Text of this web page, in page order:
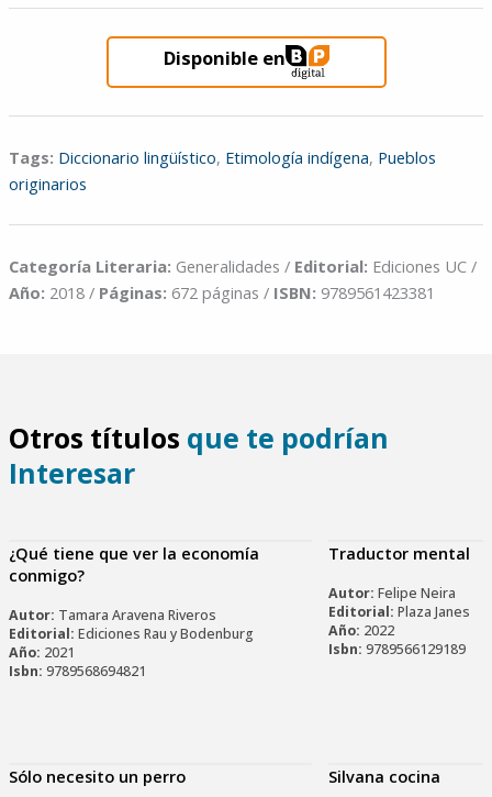
Disponible en
Tags: Diccionario lingüístico, Etimología indígena, Pueblos
originarios
Categoría Literaria: Generalidades / Editorial: Ediciones UC /
Año: 2018 / Páginas: 672 páginas / ISBN: 9789561423381
Otros títulos que te podrían
Interesar
¿Qué tiene que ver la economía
conmigo?
Autor: Tamara Aravena Riveros
Editorial: Ediciones Rau y Bodenburg
Año: 2021
Isbn: 9789568694821
Traductor mental
Autor:Felipe Neira
Editorial:Plaza Janes
Año: 2022
Isbn:9789566129189
Sólo necesito un perro Silvana cocina